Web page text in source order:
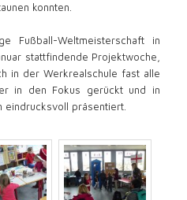
konnten.
Fußball-Weltmeisterschaft in
stattfindende Projektwoche,
in der Werkrealschule fast alle
in den Fokus gerückt und in
eindrucksvoll präsentiert.